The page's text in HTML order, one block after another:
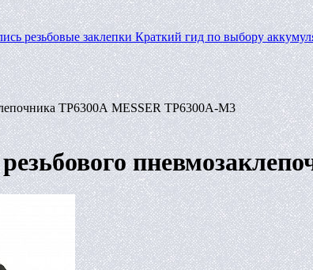
резьбовые заклепки Краткий гид по выбору
TP6300А MESSER TP6300A-M3